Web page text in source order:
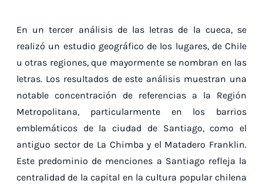
En un tercer análisis de las letras de la cueca, se
realizó un estudio geográfico de los lugares, de Chile
u otras regiones, que mayormente se nombran en las
letras. Los resultados de este análisis muestran una
notable concentración de referencias a la Región
Metropolitana, particularmente en los barrios
emblemáticos de la ciudad de Santiago, como el
antiguo sector de La Chimba y el Matadero Franklin.
Este predominio de menciones a Santiago refleja la
centralidad de la capital en la cultura popular chilena